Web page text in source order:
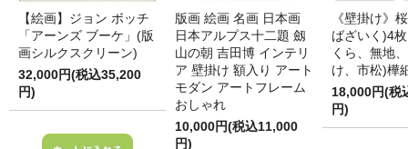
【絵画】ジョン ボッチ
「アーンズ ブーケ」(版
画シルクスクリーン)
32,000円(税込35,200
円)
版画 絵画 名画 日本画
日本アルプス十二題 劔
山の朝 吉田博 インテリ
ア 壁掛け 額入り アート
モダン アートフレーム
おしゃれ
10,000円(税込11,000
円)
《壁掛け》
ばざいく)4
くら、無地
け、市松)樺
18,000円(税
円)